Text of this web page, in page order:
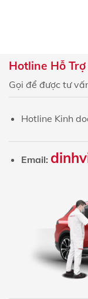
Hotline Hỗ Trợ
Gọi để được tư
Hotline Kinh
Email: